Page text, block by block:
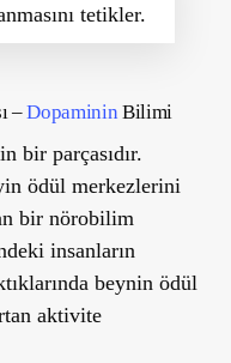
tetikler.
–Dopaminin Bilimi
bir parçasıdır.
ödül merkezlerini
bir nörobilim
insanların
beynin ödül
aktivite